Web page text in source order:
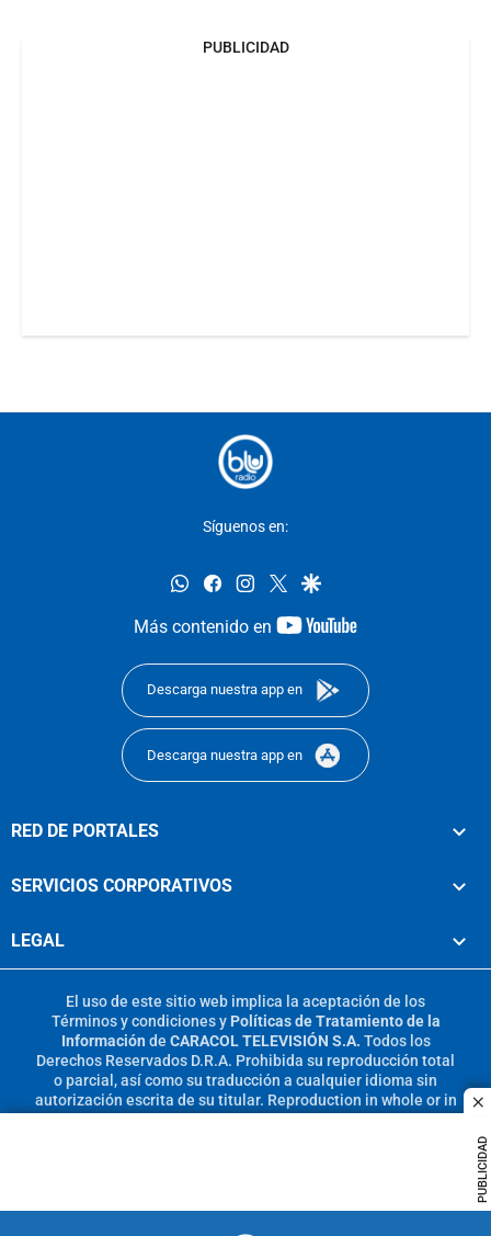
PUBLICIDAD
PUBLICIDAD
Síguenos en:
whatsappfacebookinstagram
twittergoogle
Más contenido en
youtube-
Descarga nuestra app en
Descarga nuestra app en
RED DE PORTALES
SERVICIOS CORPORATIVOS
LEGAL
El uso de este sitio web implica la aceptación de los
Términos y condicionesy Políticas de Tratamiento de la
Información de CARACOL TELEVISIÓN S.A. Todos los
Derechos Reservados D.R.A. Prohibida su reproducción total
o parcial, así como su traducción a cualquier idioma sin
autorización escrita de su titular. Reproduction in whole or in